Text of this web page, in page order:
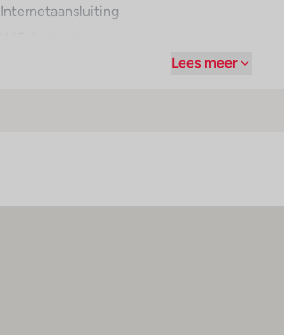
Internetaansluiting
Lees meer